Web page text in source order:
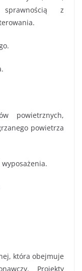
z
powietrznych,
powietrza
która obejmuje
Projekty